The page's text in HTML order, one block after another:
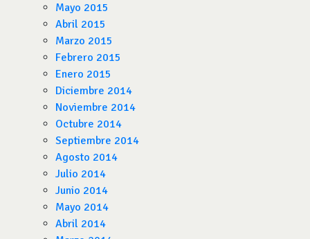
Mayo 2015
Abril 2015
Marzo 2015
Febrero 2015
Enero 2015
Diciembre 2014
Noviembre 2014
Octubre 2014
Septiembre 2014
Agosto 2014
Julio 2014
Junio 2014
Mayo 2014
Abril 2014